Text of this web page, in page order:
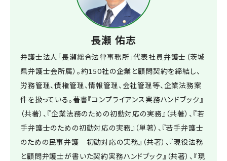
⻑瀬 佑志
弁護士法人「長瀬総合法律事務所」代表社員弁護士（茨城
県弁護士会所属）。約150社の企業と顧問契約を締結し、
労務管理、債権管理、情報管理、会社管理等、企業法務案
件を扱っている。著書『コンプライアンス実務ハンドブック』
（共著）、『企業法務のための初動対応の実務』（共著）、『若
手弁護士のための初動対応の実務』（単著）、『若手弁護士
のための民事弁護 初動対応の実務』（共著）、『現役法務
と顧問弁護士が書いた契約実務ハンドブック』（共著）、『現